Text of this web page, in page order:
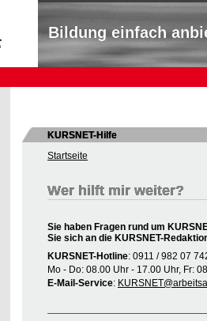
Bildung einfach
KURSNET-Hilfe
Startseite
Wer hilft mir weiter?
Sie haben Fragen rund um
Sie sich an die KURSNET-
KURSNET-Hotline: 0911 / 982 07
Mo - Do: 08.00 Uhr - 17.00 Uhr, Fr:
E-Mail-Service: